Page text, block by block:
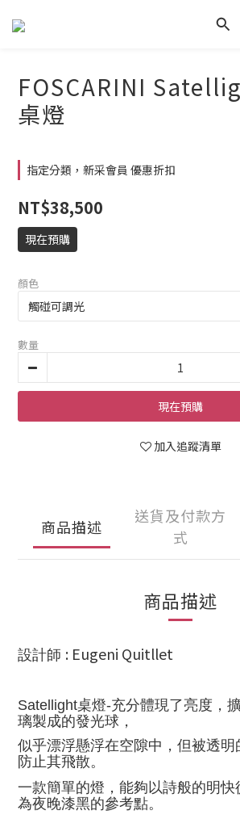
FOSCARINI
桌燈
指定分類，新采會員 優惠折扣
NT$38,500
現在預購
顏色
數量
現在預購
加入追蹤清單
商品描述
送貨及付款方
式
商品描述
設計師 : Eugeni Quitllet
Satellight桌燈-充分體現了亮度，
璃製成的發光球，
似乎漂浮懸浮在空隙中，但被透明
防止其飛散。
一款簡單的燈，能夠以詩般的明快
為夜晚漆黑的參考點。